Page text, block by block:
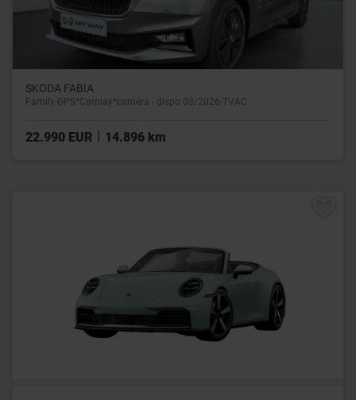
SKODA FABIA
Family-GPS*Carplay*caméra - dispo 03/2026-TVAC
22.990 EUR 14.896 km